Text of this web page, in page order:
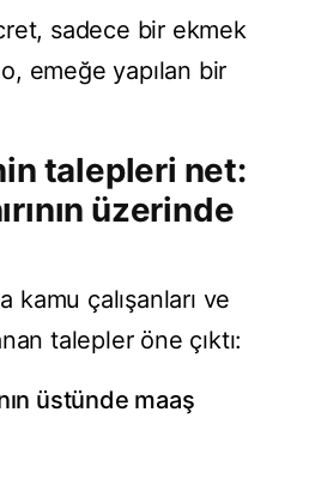
sadece bir ekmek
emeğe yapılan bir
talepleri net:
üzerinde
kamu çalışanları ve
talepler öne çıktı:
üstünde maaş